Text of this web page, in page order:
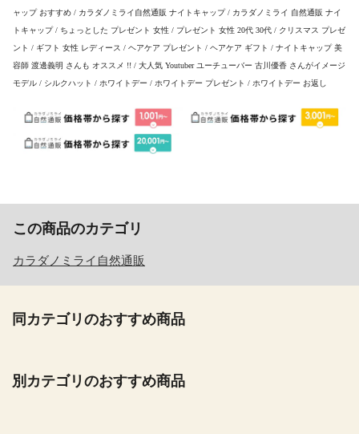
ャップ おすすめ / カラダノミライ自然通販 ナイトキャップ / カラダノミライ 自然通販 ナイ
トキャップ / ちょっとした プレゼント 女性 / プレゼント 女性 20代 30代 / クリスマス プレゼ
ント / ギフト 女性 レディース / ヘアケア プレゼント / ヘアケア ギフト / ナイトキャップ 美
容師 渡邊義明 さんも オススメ !! / 大人気 Youtuber ユーチューバー 古川優香 さんがイメージ
モデル / シルクハット / ホワイトデー / ホワイトデー プレゼント / ホワイトデー お返し
この商品のカテゴリ
カラダノミライ自然通販
同カテゴリのおすすめ商品
別カテゴリのおすすめ商品